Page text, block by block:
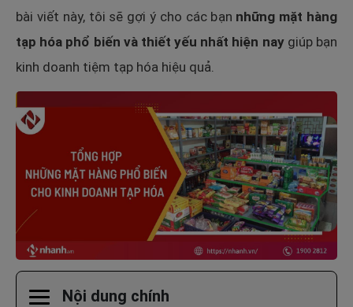
bài viết này, tôi sẽ gợi ý cho các bạn những mặt hàng
tạp hóa phổ biến và thiết yếu nhất hiện naygiúp bạn
kinh doanh tiệm tạp hóa hiệu quả.
Nội dung chính